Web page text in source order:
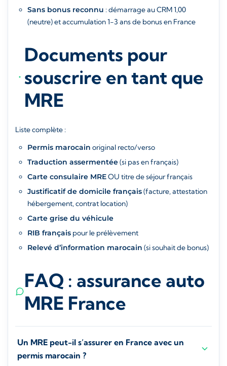
Sans bonus reconnu : démarrage au CRM 1,00
(neutre) et accumulation 1-3 ans de bonus en France
Documents pour
souscrire en tant que
MRE
Liste complète :
Permis marocain original recto/verso
Traduction assermentée(si pas en français)
Carte consulaire MREOU titre de séjour français
Justificatif de domicile français(facture, attestation
hébergement, contrat location)
Carte grise du véhicule
RIB français pour le prélèvement
Relevé d’information marocain (si souhait de bonus)
FAQ : assurance auto
MRE France
Un MRE peut-il s’assurer en France avec un
permis marocain ?